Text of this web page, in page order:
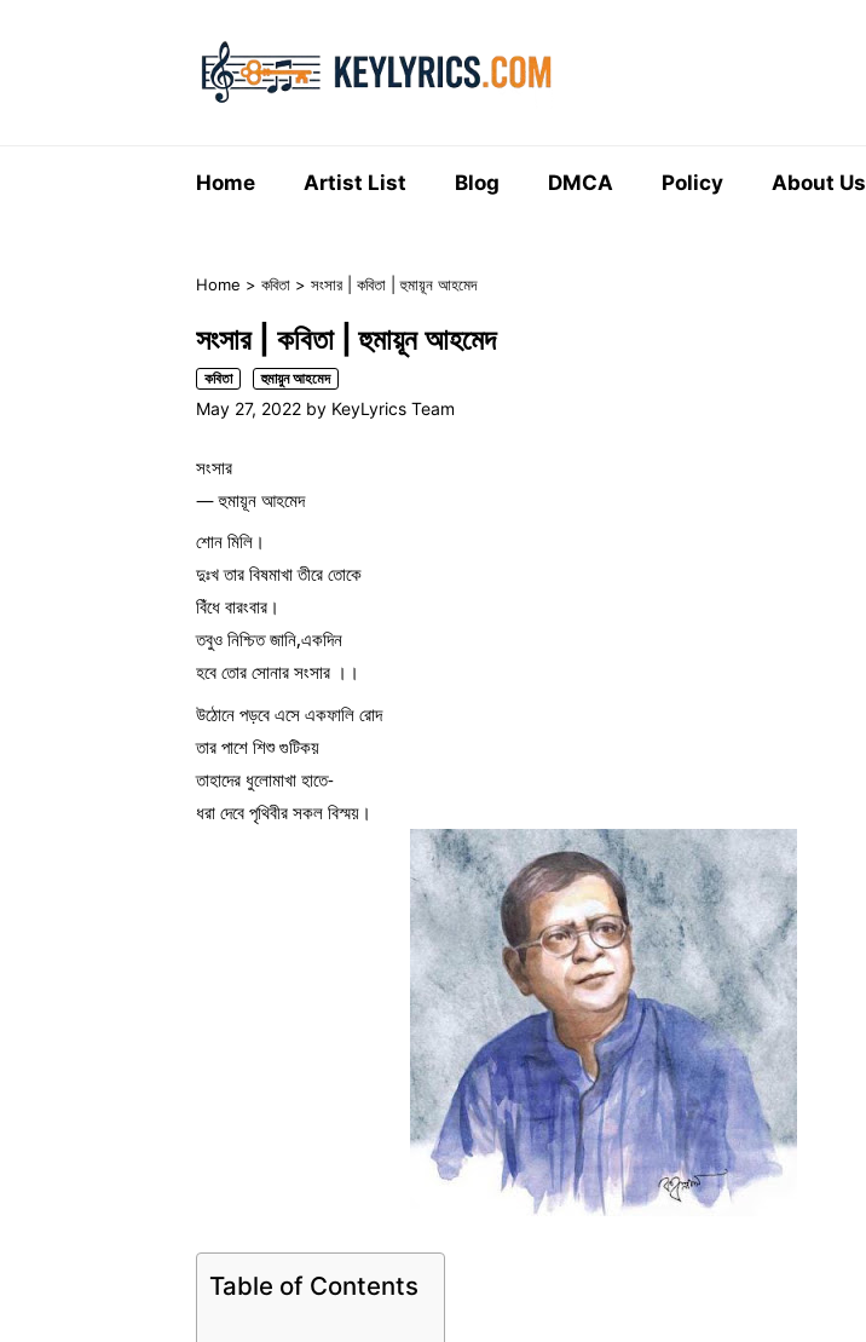
Home Artist List Blog DMCA Policy About Us
Home > কবিতা > সংসার | কবিতা | হুমায়ূন আহমেদ
সংসার | কবিতা | হুমায়ূন আহমেদ
কবিতা হুমায়ুন আহমেদ
May 27, 2022 by KeyLyrics Team
সংসার
— হুমায়ূন আহমেদ
শোন মিলি।
দুঃখ তার বিষমাখা তীরে তোকে
বিঁধে বারংবার।
তবুও নিশ্চিত জানি,একদিন
হবে তোর সোনার সংসার ।।
উঠোনে পড়বে এসে একফালি রোদ
তার পাশে শিশু গুটিকয়
তাহাদের ধুলোমাখা হাতে-
ধরা দেবে পৃথিবীর সকল বিস্ময়।
Table of Contents